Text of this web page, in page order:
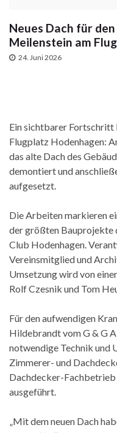
Neues Dach für
Meilenstein am
24. Juni 2026
Ein sichtbarer Fortschritt
Flugplatz Hodenhagen:
das alte Dach des
demontiert und
aufgesetzt.
Die Arbeiten markieren
der größten Bauprojekte
Club Hodenhagen.
Vereinsmitglied und
Umsetzung wird von
Rolf Czesnik und Tom
Für den aufwendigen
Hildebrandt vom G & G
notwendige Technik und
Zimmerer- und
Dachdecker-
ausgeführt.
„Mit dem neuen Dach